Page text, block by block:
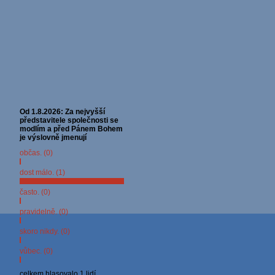
Od 1.8.2026: Za nejvyšší
představitele společnosti se
modlím a před Pánem Bohem
je výslovně jmenují
občas. (0)
dost málo. (1)
často. (0)
pravidelně. (0)
skoro nikdy. (0)
vůbec. (0)